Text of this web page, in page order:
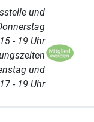
und
- 19 Uhr
und
- 19 Uhr